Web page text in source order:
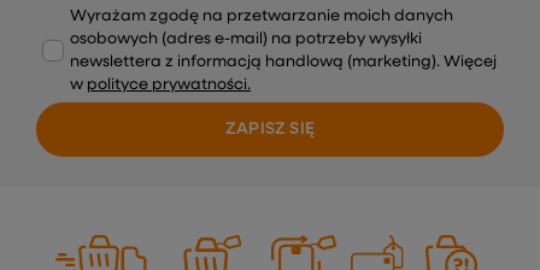
Wyrażam zgodę na przetwarzanie moich danych
osobowych (adres e-mail) na potrzeby wysyłki
newslettera z informacją handlową (marketing). Więcej
w polityce prywatności.
ZAPISZ SIĘ